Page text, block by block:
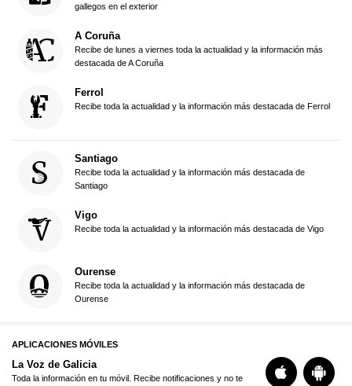
gallegos en el exterior
A Coruña
Recibe de lunes a viernes toda la actualidad y la información más
destacada de A Coruña
Ferrol
Recibe toda la actualidad y la información más destacada de Ferrol
Santiago
Recibe toda la actualidad y la información más destacada de
Santiago
Vigo
Recibe toda la actualidad y la información más destacada de Vigo
Ourense
Recibe toda la actualidad y la información más destacada de
Ourense
APLICACIONES MÓVILES
La Voz de Galicia
Toda la información en tu móvil. Recibe notificaciones y no te